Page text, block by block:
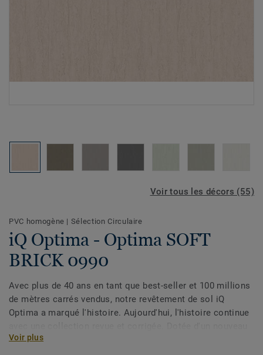
Voir tous les décors (55)
PVC homogène | Sélection Circulaire
iQ Optima - Optima SOFT
BRICK 0990
Avec plus de 40 ans en tant que best-seller et 100 millions
de mètres carrés vendus, notre revêtement de sol iQ
Optima a marqué l'histoire. Aujourd'hui, l'histoire continue
design et d'une palette élargie de couleurs, la collection
Voir plus